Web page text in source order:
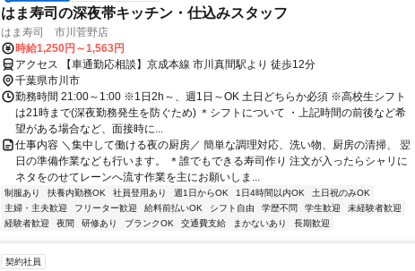
はま寿司の深夜帯キッチン・仕込みスタッフ
はま寿司 市川菅野店
時給1,250円～1,563円
アクセス 【車通勤応相談】京成本線 市川真間駅より 徒歩12分
千葉県市川市
勤務時間 21:00～1:00 ※1日2h～、週1日～OK 土日どちらか必須 ※高校生シフト
は21時まで(深夜勤務発生を防ぐため) ＊シフトについて ・上記時間の前後など希
望がある場合など、面接時に...
仕事内容 ＼集中して働ける夜の厨房／ 簡単な調理対応、洗い物、厨房の清掃、 翌
日の準備作業なども行います。 ＊誰でもできる寿司作り 注文が入ったらシャリに
ネタをのせてレーンへ流す作業を主にお願いしま...
制服あり 扶養内勤務OK 社員登用あり 週1日からOK 1日4時間以内OK
土日祝のみOK
主婦・主夫歓迎
フリーター歓迎 給料前払いOK シフト自由 学歴不問 学生歓迎
未経験者歓迎
経験者歓迎
夜間 研修あり ブランクOK 交通費支給 まかないあり 長期歓迎
契約社員